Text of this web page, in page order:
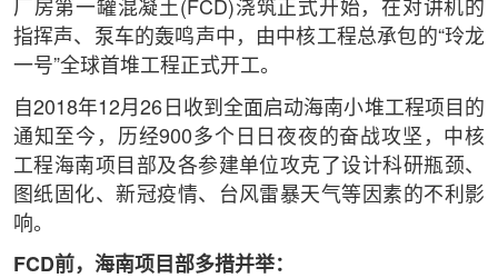
厂房第一罐混凝土(FCD)浇筑正式开始，在对讲机的
指挥声、泵车的轰鸣声中，由中核工程总承包的“玲龙
一号”全球首堆工程正式开工。
自2018年12月26日收到全面启动海南小堆工程项目的
通知至今，历经900多个日日夜夜的奋战攻坚，中核
工程海南项目部及各参建单位攻克了设计科研瓶颈、
图纸固化、新冠疫情、台风雷暴天气等因素的不利影
响。
FCD前，海南项目部多措并举：